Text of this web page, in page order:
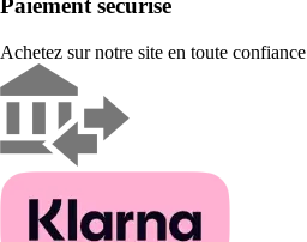
Paiement sécurisé
Achetez sur notre site en toute confiance